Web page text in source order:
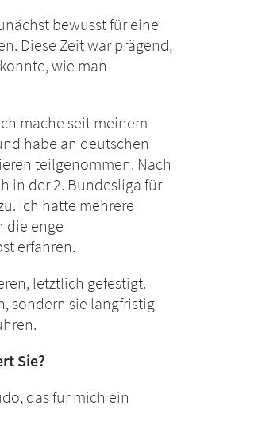
bewusst für eine
Diese Zeit war prägend,
wie man
mache seit meinem
habe an deutschen
teilgenommen. Nach
in der 2. Bundesliga für
Ich hatte mehrere
die enge
erfahren.
letztlich gefestigt.
sondern sie langfristig
Sie?
das für mich ein